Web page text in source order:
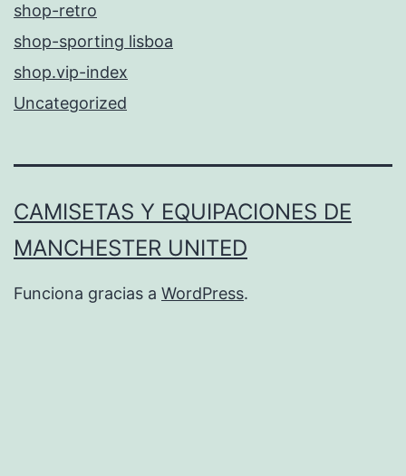
shop-retro
shop-sporting lisboa
shop.vip-index
Uncategorized
CAMISETAS Y EQUIPACIONES DE
MANCHESTER UNITED
Funciona gracias a WordPress.